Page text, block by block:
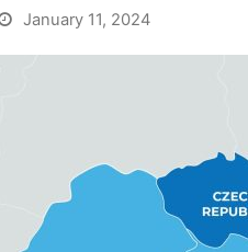
January 11, 2024